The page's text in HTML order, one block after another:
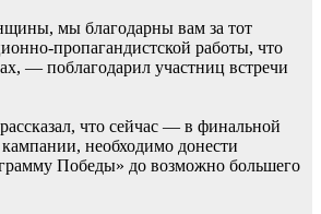
мы благодарны вам за тот
пропагандистской работы, что
— поблагодарил участниц встречи
что сейчас — в финальной
необходимо донести
Победы» до возможно большего